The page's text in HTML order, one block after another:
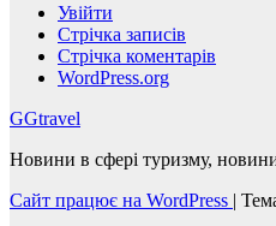
Увійти
Стрічка записів
Стрічка коментарів
WordPress.org
GGtravel
Новини в сфері туризму,
Сайт працює на WordPress |